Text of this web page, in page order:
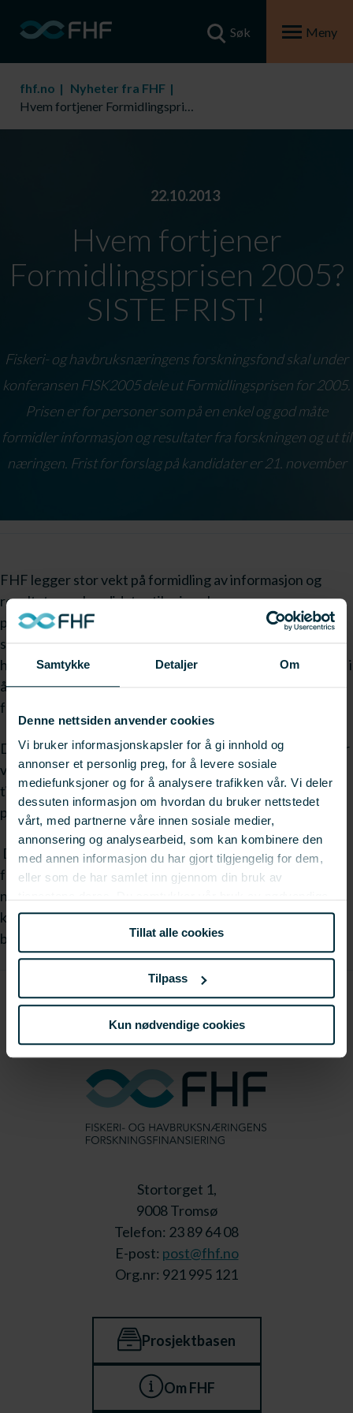
Samtykke Detaljer Om
Denne nettsiden anvender cookies
Vi bruker informasjonskapsler for å gi innhold og
annonser et personlig preg, for å levere sosiale
mediefunksjoner og for å analysere trafikken vår. Vi deler
dessuten informasjon om hvordan du bruker nettstedet
vårt, med partnerne våre innen sosiale medier,
annonsering og analysearbeid, som kan kombinere den
med annen informasjon du har gjort tilgjengelig for dem,
eller som de har samlet inn gjennom din bruk av
informasjonskapsler ved å bruke nettstedet vårt.
Tillat alle cookies
Tilpass
Kun nødvendige cookies
Søk Meny
fhf.no
Nyheter fra FHF
Hvem fortjener Formidlingsprisen 2005? SISTE FRIST!
22.10.2013
Hvem fortjener
Formidlingsprisen 2005?
SISTE FRIST!
Fiskeri- og havbruksnæringens forskningsfond skal under
konferansen FISK2005 dele ut Formidlingsprisen for 2005.
Prisen er for personer som på en enkel og god måte
formidler informasjon og resultater fra forskningen og ut til
næringen. Frist for forslag på kandidater er 21. november
FHF legger stor vekt på formidling av informasjon og
resultater og kandidater til prisen kan være
prosjektledere, enkeltforskere eller ansvarlige for større
satsninger/miljøer som gjør en god formidlingsjobb. FHF
har endret noe på årets konkurranse fra tidligere år og vil i
år dele ut to priser. Den ene prisen deles ut for god
formidlingsaktivitet knyttet til prosjekter det siste året.
Den andre prisen vil gå til en aktør som over lengre tid har
vist stor og god formidlingsevne og/eller som har bidratt
til økt FoU-interesse i næringen. Prisene er henholdsvis
på tjue- og titusen kroner.
Det er oppnevnt en jury av FHF som gjennom året har
fulgt med i fiskerifaglige tidsskrift, aviser og andre
nyhetskanaler, konferanser ol. Har du tips på gode
kandidater, sender du en epost med navn på kandidat og
begrunnelse til: Mads Opsahl
Stortorget 1,
9008 Tromsø
Telefon: 23 89 64 08
E-post: post@fhf.no
Org.nr: 921 995 121
Prosjektbasen
Om FHF